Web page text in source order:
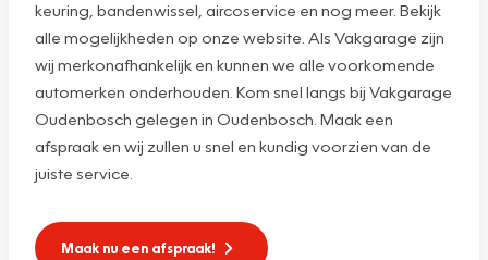
keuring, bandenwissel, aircoservice en nog meer. Bekijk
alle mogelijkheden op onze website. Als Vakgarage zijn
wij merkonafhankelijk en kunnen we alle voorkomende
automerken onderhouden. Kom snel langs bij Vakgarage
Oudenbosch gelegen in Oudenbosch. Maak een
afspraak en wij zullen u snel en kundig voorzien van de
juiste service.
Maak nu een afspraak!